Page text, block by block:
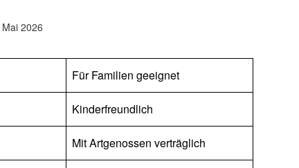
Mai 2026
Für Familien geeignet
Kinderfreundlich
Mit Artgenossen verträglich